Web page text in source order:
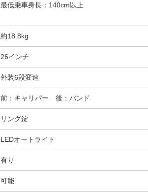
最低乗車身長：140cm以上
約18.8kg
26インチ
外装6段変速
前：キャリパー 後：バンド
リング錠
LEDオートライト
有り
可能